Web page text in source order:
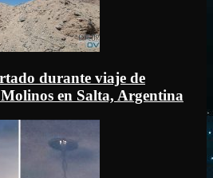
durante viaje de
en Salta, Argentina